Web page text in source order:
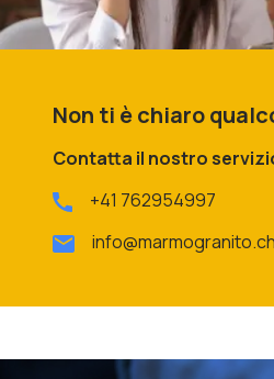
Non ti è chiaro
Contatta il nostro
+41 762954997
info@marmogranito.ch